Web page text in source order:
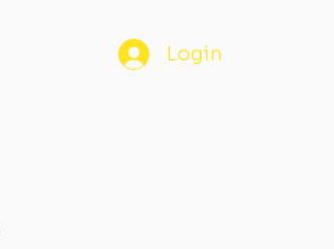
Login